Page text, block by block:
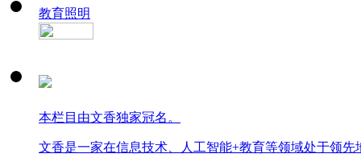
教育照明
本栏目由文香独家冠名。
文香是一家在信息技术、人工智能+教育等领域处于领